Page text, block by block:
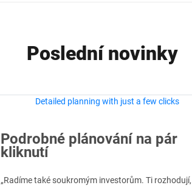
Poslední novinky
Podrobné plánování na pár
kliknutí
„Radíme také soukromým investorům. Ti rozhodují,